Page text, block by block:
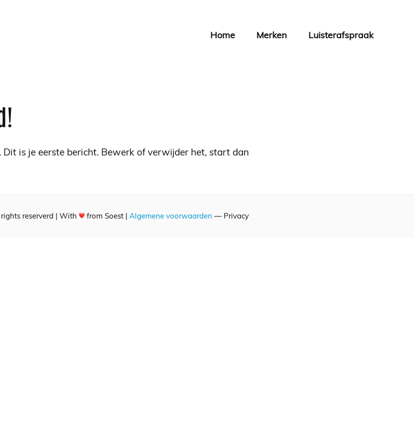
Home Merken Luisterafspraak
is je eerste bericht. Bewerk of verwijder het, start dan
reserverd | With from Soest | Algemene voorwaarden — Privacy